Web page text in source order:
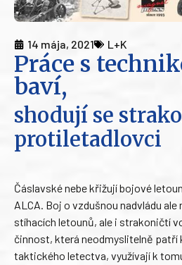
14 mája, 2021 L+K
Práce s
baví,
shodují se
protiletadlovci
Čáslavské nebe křižují bojové
ALCA. Boj o vzdušnou nadvládu
stíhacích letounů, ale i strakoničtí
činnost, která neodmyslitelně patří
taktického letectva, využívají k